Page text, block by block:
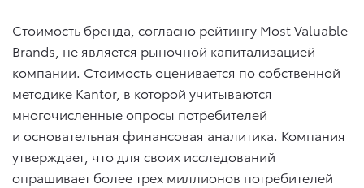
Стоимость бренда, согласно рейтингу Most Valuable
Brands, не является рыночной капитализацией
компании. Стоимость оценивается по собственной
методике Kantor, в которой учитываются
многочисленные опросы потребителей
и основательная финансовая аналитика. Компания
утверждает, что для своих исследований
опрашивает более трех миллионов потребителей